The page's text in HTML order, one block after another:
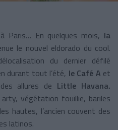
à Paris… En quelques mois, la
le nouvel eldorado du cool.
du dernier défilé
durant tout l’été, le Café A et
allures de Little Havana.
végétation fouillie, bariles
hautes, l’ancien couvent des
latinos.